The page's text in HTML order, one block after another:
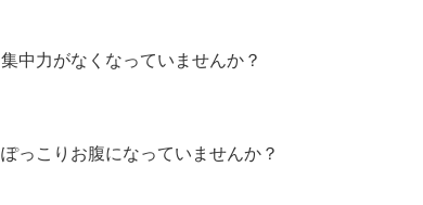
集中力がなくなっていませんか？
ぽっこりお腹になっていませんか？